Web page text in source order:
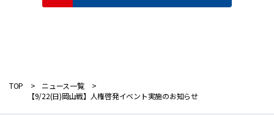
TOP
ニュース一覧
【9/22(日)岡山戦】人権啓発イベント実施のお知らせ